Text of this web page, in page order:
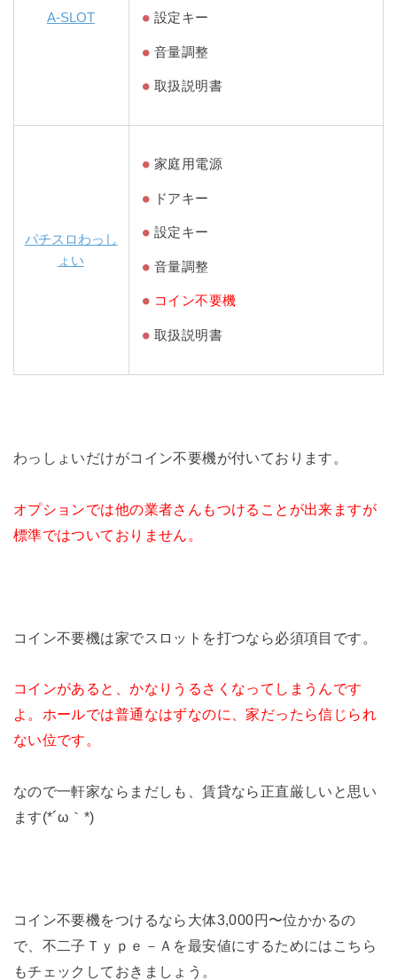
A-SLOT 設定キー
音量調整
取扱説明書
パチスロわっし
ょい
家庭用電源
ドアキー
設定キー
音量調整
コイン不要機
取扱説明書
わっしょいだけがコイン不要機が付いております。
オプションでは他の業者さんもつけることが出来ますが
標準ではついておりません。
コイン不要機は家でスロットを打つなら必須項目です。
コインがあると、かなりうるさくなってしまうんです
よ。ホールでは普通なはずなのに、家だったら信じられ
ない位です。
なので一軒家ならまだしも、賃貸なら正直厳しいと思い
ます(*´ω｀*)
コイン不要機をつけるなら大体3,000円〜位かかるの
で、不二子Ｔｙｐｅ－Ａを最安値にするためにはこちら
もチェックしておきましょう。